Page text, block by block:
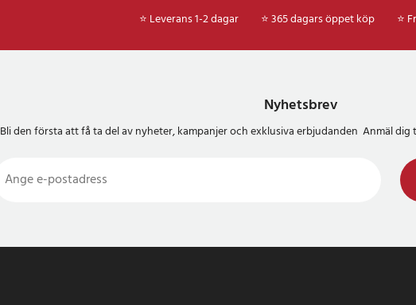
⭐ Leverans 1-2 dagar ⭐ 365 dagars öppet köp ⭐
Nyhetsbrev
Bli den första att få ta del av nyheter, kampanjer och exklusiva erbjudanden Anmäl